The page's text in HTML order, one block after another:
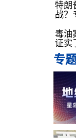
特朗
战？
毒油
证实
专